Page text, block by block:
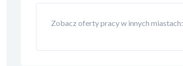
Zobacz oferty pracy w innych miastach: